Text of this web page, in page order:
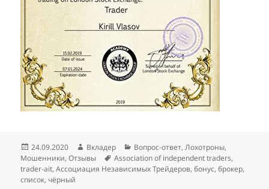
Опубликовано
24.09.2020 Автор
Вкладер Рубрики
Вопрос-ответ,Лохотроны,
Мошенники,Отзывы Метки
Association of independent traders,
trader-ait,Ассоциация Независимых Трейдеров,бонус,брокер,
список, чёрный